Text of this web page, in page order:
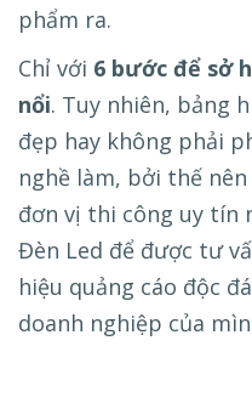
phẩm ra.
Chỉ với 6 bước để sở
nổi. Tuy nhiên, bảng
đẹp hay không phải
nghề làm, bởi thế
đơn vị thi công uy tín
Đèn Led để được tư
hiệu quảng cáo độc
doanh nghiệp của